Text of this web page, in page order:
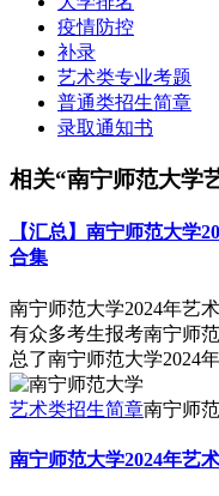
疫情防控
补录
艺术类专业考题
普通类招生简章
录取通知书
相关“南宁师范大学
【汇总】南宁师范大学
合集
南宁师范大学2024年艺
有众多考生报考南宁师
总了南宁师范大学2024
艺术类招生简章南宁师
南宁师范大学2024年艺